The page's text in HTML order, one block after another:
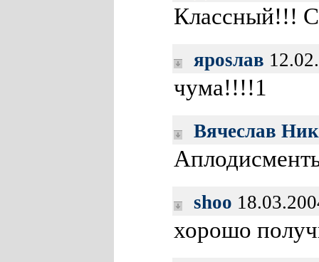
Классный!!!
яроsлав
чума!!!!1
Вячеслав
shoo
хорошо